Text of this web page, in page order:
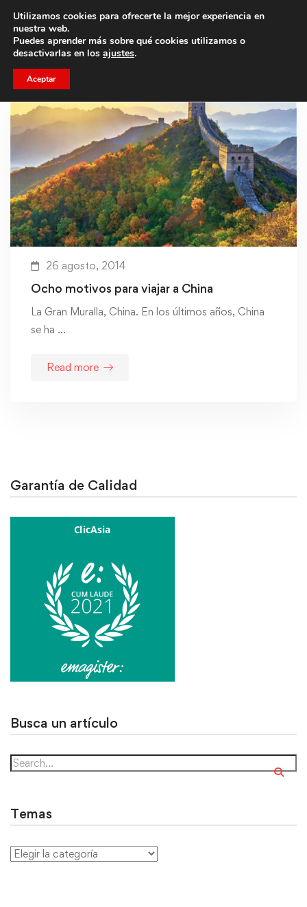
Trae a un amigo y llevaos un total de 75€ de descuento.
26 agosto, 2014
Ocho motivos para viajar a China
La Gran Muralla, China. En los últimos años, China
se ha …
Read more
Garantía de Calidad
Busca un artículo
Temas
Utilizamos cookies para ofrecerte la mejor experiencia en
nuestra web.
Puedes aprender más sobre qué cookies utilizamos o
desactivarlas en los ajustes.
Aceptar